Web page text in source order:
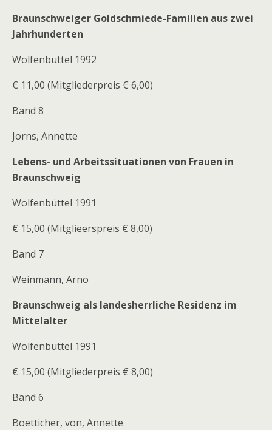
Braunschweiger Goldschmiede-Familien aus zwei
Jahrhunderten
Wolfenbüttel 1992
€ 11,00 (Mitgliederpreis € 6,00)
Band 8
Jorns, Annette
Lebens- und Arbeitssituationen von Frauen in
Braunschweig
Wolfenbüttel 1991
€ 15,00 (Mitglieerspreis € 8,00)
Band 7
Weinmann, Arno
Braunschweig als landesherrliche Residenz im
Mittelalter
Wolfenbüttel 1991
€ 15,00 (Mitgliederpreis € 8,00)
Band 6
Boetticher, von, Annette